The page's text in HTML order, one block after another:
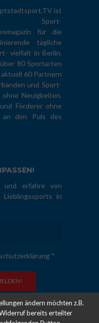
ist
Sport-
für die
tägliche
vielfalt in Berlin.
80 Sportarten
aktuell 60 Partnern
und Sport-
Neuigkeiten.
Förderer ohne
den Puls des
und erfahre von
Lieblingssports in
*
| ALLE RECHTE
ändern möchten z.B.
bereits erteilter